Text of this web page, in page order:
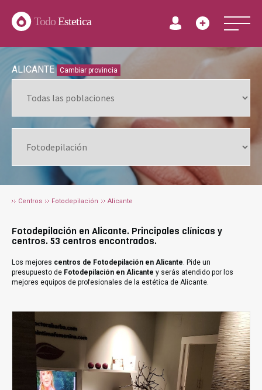
TodoEstetica
ALICANTE Cambiar provincia
Centros Fotodepilación Alicante
Fotodepilación en Alicante. Principales clínicas y
centros. 53 centros encontrados.
Los mejores centros de Fotodepilación en Alicante. Pide un
presupuesto de Fotodepilación en Alicante y serás atendido por los
mejores equipos de profesionales de la estética de Alicante.